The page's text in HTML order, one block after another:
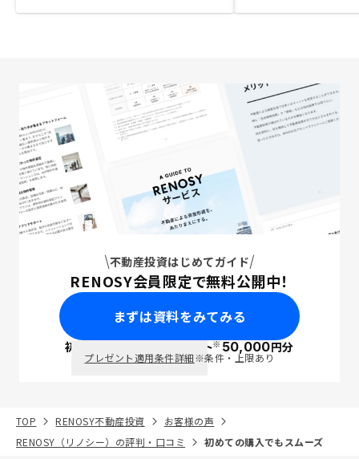
不動産投資はじめてガイド
RENOSY会員限定で無料公開中！
まずは資料をみてみる
初回面談で ポイント※50,000円分
プレゼント適用条件詳細※条件・上限あり
TOP RENOSY不動産投資
お客様の声
RENOSY（リノシー）の評判・口コミ
初めての購入でもスムーズ